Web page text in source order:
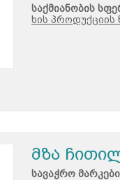
საქმიანობის
ხის პროდუქციის
მზა
სავაჭრო